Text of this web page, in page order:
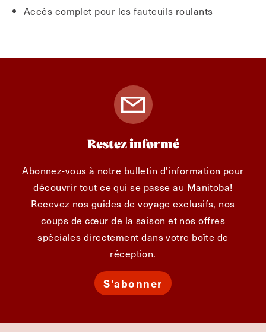
Accès complet pour les fauteuils roulants
Restez informé
Abonnez-vous à notre bulletin d'information pour
découvrir tout ce qui se passe au Manitoba!
Recevez nos guides de voyage exclusifs, nos
coups de cœur de la saison et nos offres
spéciales directement dans votre boîte de
réception.
S'abonner